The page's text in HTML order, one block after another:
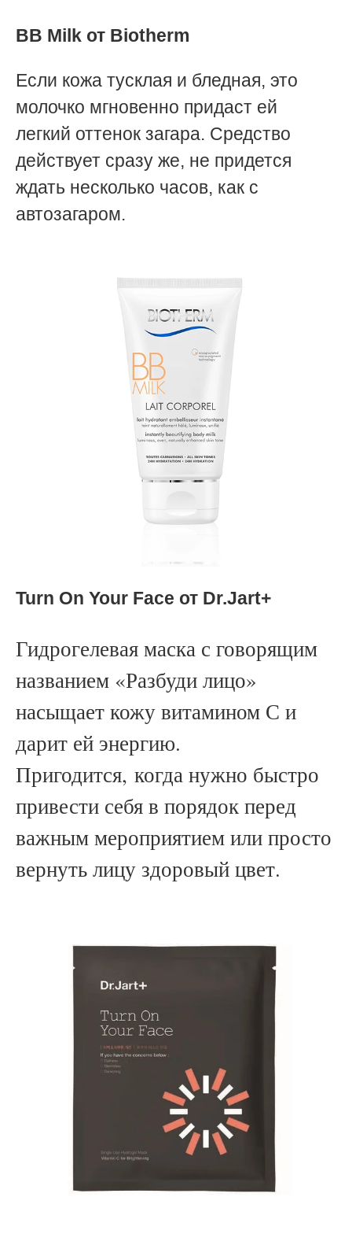
BB Milk от Biotherm
Если кожа тусклая и бледная, это
молочко мгновенно придаст ей
легкий оттенок загара. Средство
действует сразу же, не придется
ждать несколько часов, как с
автозагаром.
Turn On Your Face от Dr.Jart+
Гидрогелевая маска с говорящим
названием «Разбуди лицо»
насыщает кожу витамином С и
дарит ей энергию.
Пригодится, когда нужно быстро
привести себя в порядок перед
важным мероприятием или просто
вернуть лицу здоровый цвет.